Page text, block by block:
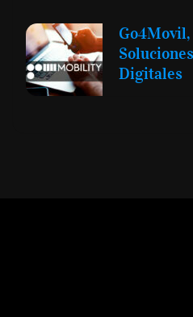
Go4Movil,
Digitales